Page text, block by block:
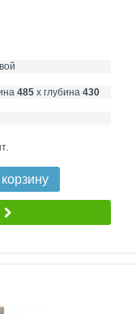
485 х глубина 430